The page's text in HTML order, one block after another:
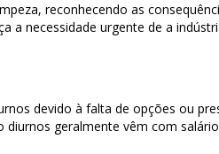
reconhecendo as
a necessidade urgente de a
devido à falta de opções ou
geralmente vêm com